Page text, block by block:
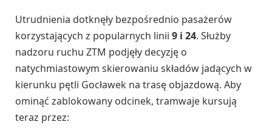
Utrudnienia dotknęły bezpośrednio pasażerów
korzystających z popularnych linii 9 i 24. Służby
nadzoru ruchu ZTM podjęły decyzję o
natychmiastowym skierowaniu składów jadących w
kierunku pętli Gocławek na trasę objazdową. Aby
ominąć zablokowany odcinek, tramwaje kursują
teraz przez: